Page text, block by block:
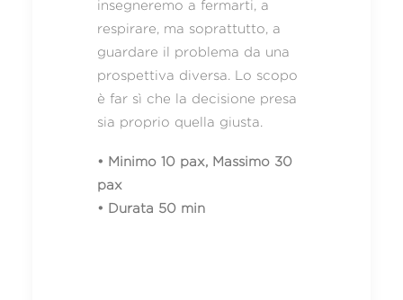
insegneremo a fermarti, a
respirare, ma soprattutto, a
guardare il problema da una
prospettiva diversa. Lo scopo
è far sì che la decisione presa
sia proprio quella giusta.
• Minimo 10 pax, Massimo 30
pax
• Durata 50 min